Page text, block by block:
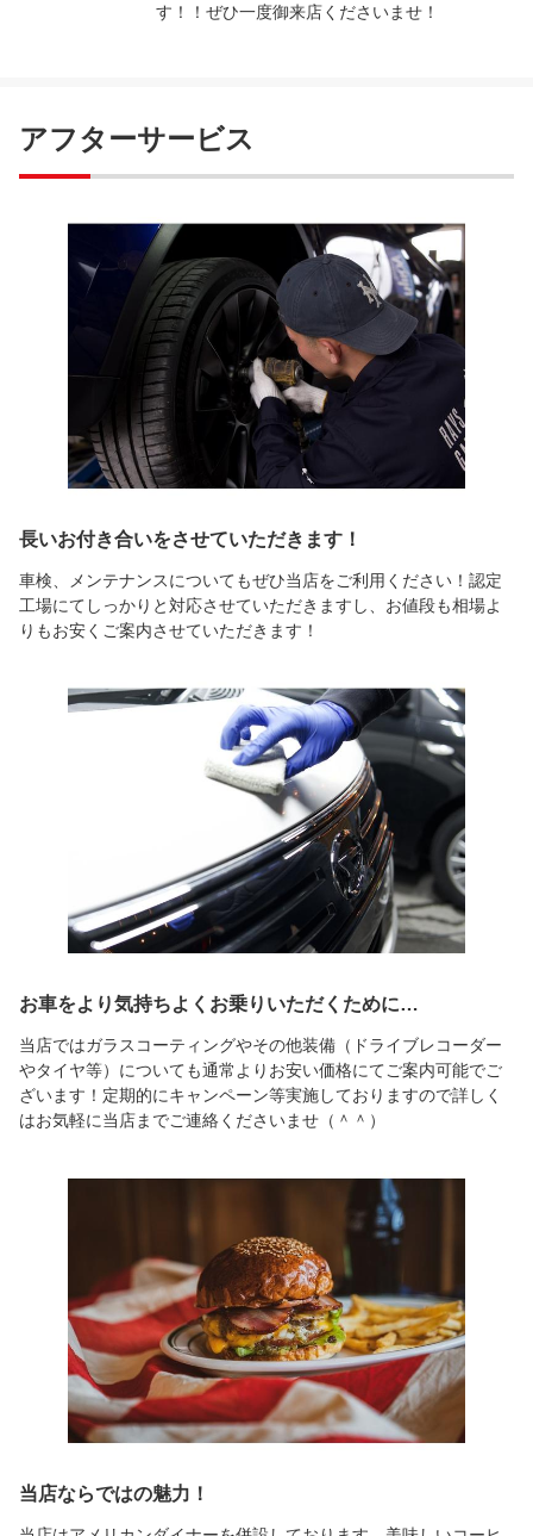
す！！ぜひ一度御来店くださいませ！
アフターサービス
長いお付き合いをさせていただきます！
車検、メンテナンスについてもぜひ当店をご利用ください！認定
工場にてしっかりと対応させていただきますし、お値段も相場よ
りもお安くご案内させていただきます！
お車をより気持ちよくお乗りいただくために…
当店ではガラスコーティングやその他装備（ドライブレコーダー
やタイヤ等）についても通常よりお安い価格にてご案内可能でご
ざいます！定期的にキャンペーン等実施しておりますので詳しく
はお気軽に当店までご連絡くださいませ（＾＾）
当店ならではの魅力！